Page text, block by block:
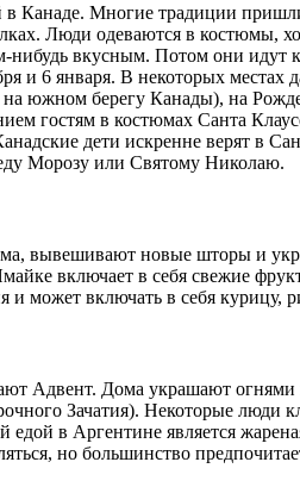
в Канаде. Многие традиции
Люди одеваются в костюмы,
нибудь вкусным. Потом они идут
и 6 января. В некоторых местах
южном берегу Канады), на
гостям в костюмах Санта
дети искренне верят в
Морозу или Святому Николаю.
вывешивают новые шторы и
включает в себя свежие
может включать в себя курицу,
Адвент. Дома украшают огнями
Зачатия). Некоторые люди
едой в Аргентине является
но большинство